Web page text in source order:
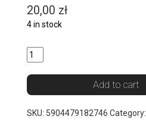
20,00 zł
4 in stock
Add to cart
SKU: 5904479182746 Category: